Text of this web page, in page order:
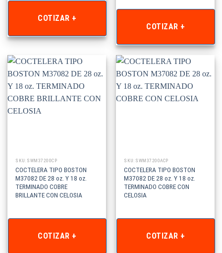
COTIZAR +
COTIZAR +
SKU: SWM37200CP
COCTELERA TIPO BOSTON
M37082 DE 28 oz. Y 18 oz.
TERMINADO COBRE
BRILLANTE CON CELOSIA
COTIZAR +
SKU: SWM37200ACP
COCTELERA TIPO BOSTON
M37082 DE 28 oz. Y 18 oz.
TERMINADO COBRE CON
CELOSIA
COTIZAR +